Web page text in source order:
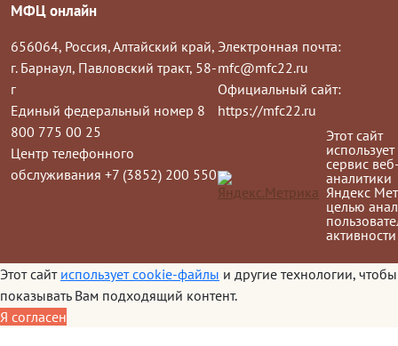
МФЦ онлайн
656064, Россия, Алтайский край,
г. Барнаул, Павловский тракт, 58-
г
Единый федеральный номер 8
800 775 00 25
Центр телефонного
обслуживания +7 (3852) 200 550
Электронная почта:
mfc@mfc22.ru
Официальный сайт:
https://mfc22.ru
Этот сайт
использует
сервис
аналитики
Яндекс
целью
активности
Этот сайт использует cookie-файлы и другие технологии, чтобы
показывать Вам подходящий контент.
Я согласен